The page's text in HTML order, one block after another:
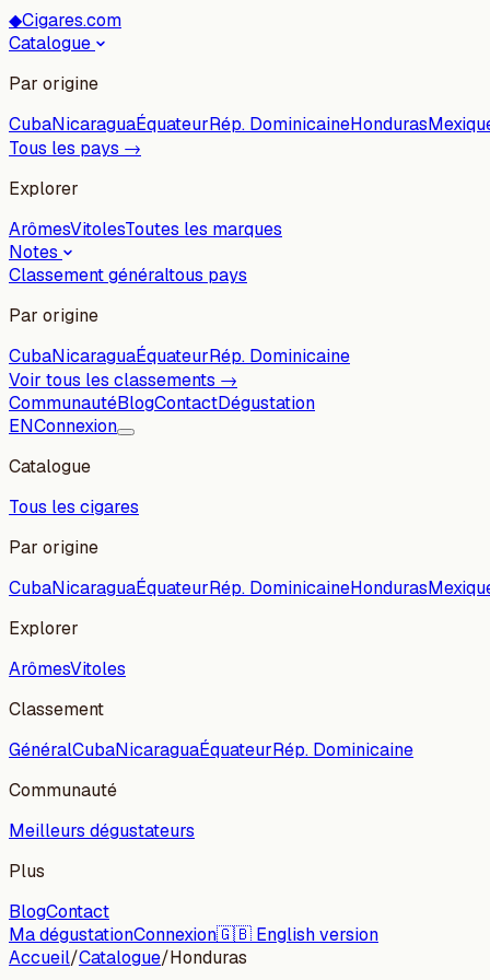
◆Cigares.com
Catalogue
Par origine
CubaNicaraguaÉquateurRép. DominicaineHonduras
Tous les pays →
Explorer
ArômesVitolesToutes les marques
Notes
Classement généraltous pays
Par origine
CubaNicaraguaÉquateurRép. Dominicaine
Voir tous les classements →
CommunautéBlogContactDégustation
ENConnexion
Catalogue
Tous les cigares
Par origine
CubaNicaraguaÉquateurRép. DominicaineHonduras
Explorer
ArômesVitoles
Classement
GénéralCubaNicaraguaÉquateurRép. Dominicaine
Communauté
Meilleurs dégustateurs
Plus
BlogContact
Ma dégustationConnexion🇬🇧 English version
Accueil/Catalogue/Honduras